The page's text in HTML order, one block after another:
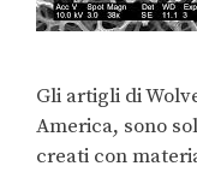
Gli artigli di
America, sono
creati con